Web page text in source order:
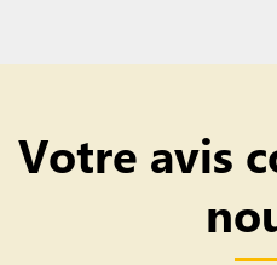
Votre avis